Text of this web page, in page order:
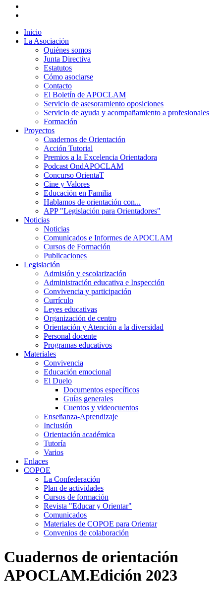
Inicio
La Asociación
Quiénes somos
Junta Directiva
Estatutos
Cómo asociarse
Contacto
El Boletín de APOCLAM
Servicio de asesoramiento oposiciones
Servicio de ayuda y acompañamiento a profesionales
Formación
Proyectos
Cuadernos de Orientación
Acción Tutorial
Premios a la Excelencia Orientadora
Podcast OndAPOCLAM
Concurso OrientaT
Cine y Valores
Educación en Familia
Hablamos de orientación con...
APP "Legislación para Orientadores"
Noticias
Noticias
Comunicados e Informes de APOCLAM
Cursos de Formación
Publicaciones
Legislación
Admisión y escolarización
Administración educativa e Inspección
Convivencia y participación
Currículo
Leyes educativas
Organización de centro
Orientación y Atención a la diversidad
Personal docente
Programas educativos
Materiales
Convivencia
Educación emocional
El Duelo
Documentos específicos
Guías generales
Cuentos y videocuentos
Enseñanza-Aprendizaje
Inclusión
Orientación académica
Tutoría
Varios
Enlaces
COPOE
La Confederación
Plan de actividades
Cursos de formación
Revista "Educar y Orientar"
Comunicados
Materiales de COPOE para Orientar
Convenios de colaboración
Cuadernos de orientación
APOCLAM.Edición 2023